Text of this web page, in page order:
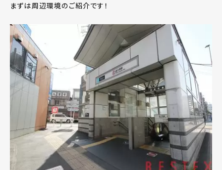
まずは周辺環境のご紹介です！